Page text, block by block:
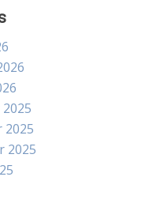
2025
2025